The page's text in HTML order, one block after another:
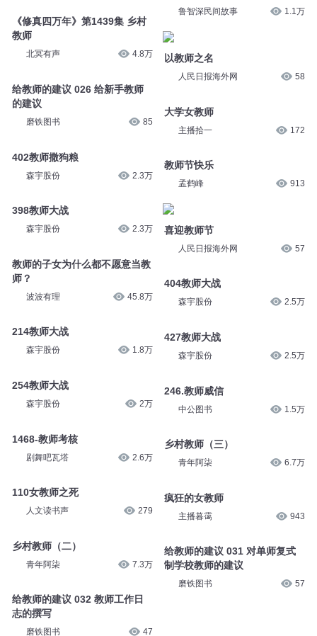
《修真四万年》第1439集 乡村
教师
北冥有声 4.8万
给教师的建议 026 给新手教师
的建议
磨铁图书 85
402教师撒狗粮
森宇股份 2.3万
398教师大战
森宇股份 2.3万
教师的子女为什么都不愿意当教
师？
波波有理 45.8万
214教师大战
森宇股份 1.8万
254教师大战
森宇股份 2万
1468-教师考核
剧舞吧瓦塔 2.6万
110女教师之死
人文读书声 279
乡村教师（二）
青年阿柒 7.3万
给教师的建议 032 教师工作日
志的撰写
磨铁图书 47
鲁智深民间故事 1.1万
以教师之名
人民日报海外网 58
大学女教师
主播拾一 172
教师节快乐
孟鹤峰 913
喜迎教师节
人民日报海外网 57
404教师大战
森宇股份 2.5万
427教师大战
森宇股份 2.5万
246.教师威信
中公图书 1.5万
乡村教师（三）
青年阿柒 6.7万
疯狂的女教师
主播暮霭 943
给教师的建议 031 对单师复式
制学校教师的建议
磨铁图书 57